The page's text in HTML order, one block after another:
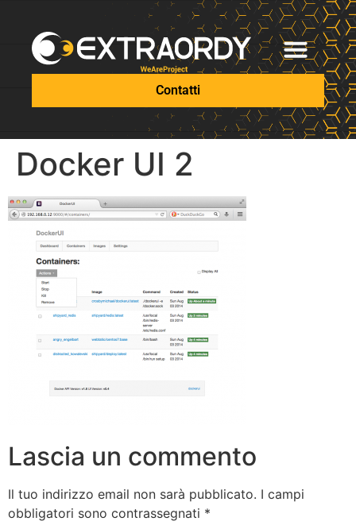
Contatti
Docker UI 2
Lascia un commento
Il tuo indirizzo email non sarà pubblicato. I campi
obbligatori sono contrassegnati *